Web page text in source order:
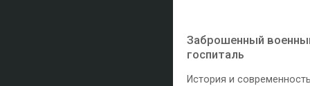
Заброшенный
госпиталь
История и